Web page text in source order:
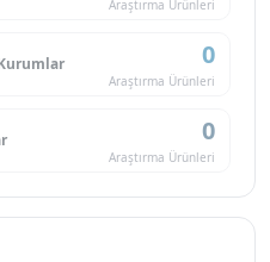
Araştırma Ürünleri
0
Araştırma Ürünleri
0
Araştırma Ürünleri